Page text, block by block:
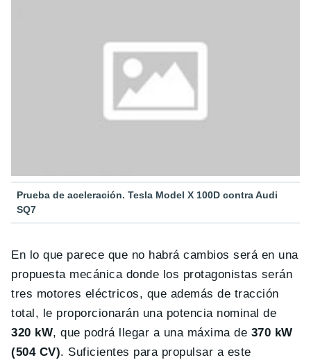
Prueba de aceleración. Tesla Model X 100D contra Audi
SQ7
En lo que parece que no habrá cambios será en una
propuesta mecánica donde los protagonistas serán
tres motores eléctricos, que además de tracción
total, le proporcionarán una potencia nominal de
320 kW, que podrá llegar a una máxima de 370 kW
(504 CV). Suficientes para propulsar a este